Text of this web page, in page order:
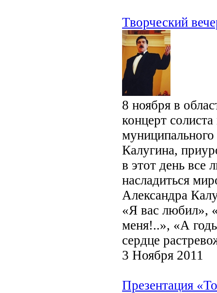
Творческий
8 ноября в
концерт
Калугина,
в этот день все
насладиться
Александра
«Я вас любил»,
меня!..», «А
сердце
3 Ноября 2011
Презентация